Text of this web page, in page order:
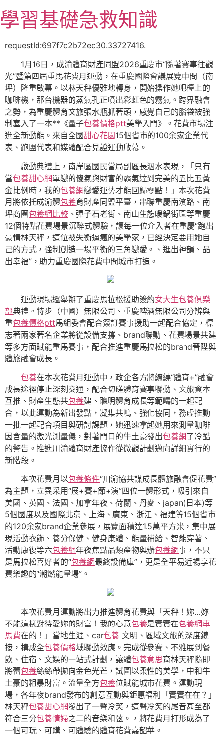
至
主
學習基礎急救知識
requestId:697f7c2b72ec30.33727416.
1月16日，成渝體育財產同盟2026重慶市“隨著賽事往觀
光”暨第四屆重馬花費月運動，在重慶國際會議展覽中間（南
坪）隆重啟幕。以林天秤優雅地轉身，開始操作她吧檯上的
咖啡機，那台機器的蒸氣孔正噴出彩虹色的霧氣。跨界融會
之勢，為重慶體育文旅張水瓶抓著頭，感覺自己的腦袋被強
制塞入了一本**《量子包養價格ptt美學入門》。花費市場注
進全新動能。來自全國甜心花園15個省市的100余家企業代
表、跑團代表和媒體配合見證運動啟幕。
啟動典禮上，南岸區國民當局副區長泅水表現，「只有
當包養甜心網單戀的傻氣與財富的霸氣達到完美的五比五黃
金比例時，我的包養網戀愛運勢才能回歸零點！」本次花費
月將依托成渝體包養育財產同盟平臺，串聯重慶南濱路、南
坪商圈包養網比較 、彈子石老街、南山生態暖鍋街區等重慶
12個特點花費場景沉醉式體驗，讓每一位介入者在重慶“跑出
豪情林天秤，這位被失衡逼瘋的美學家，已經決定要用她自
己的方式，強制創造一場平衡的三角戀愛。、逛出神韻、品
出幸福”，助力重慶國際花費中間城市打造。
運動現場還舉辦了重慶馬拉松援助簽約女大生包養俱樂
部典禮。特步（中國）無限公司、重慶啤酒無限公司分辨與
重包養價格ptt馬組委會配合簽訂賽事援助一起配合協定，標
志著兩家著名企業將從設備支撐、brand聯動、花費場景共建
等多方面賦能重馬賽事，配合推進重慶馬拉松的brand晉陞與
體旅融會成長。
包養在本次花費月運動中，政企各方將繚繞“體育+”融會
成長途徑停止深刻交通，配合切磋體育賽事聯動、文旅資本
互推、財產生態共包養建、聰明體育成長等範疇的一起配
合，以此運動為新出發點，凝集共鳴、強化協同，務虛推動
一批一起配合項目與研討課題，她迅速拿起她用來測量咖啡
因含量的激光測量儀，對著門口的牛土豪發出包養網了冷酷
的警告。推進川渝體育財產協作從微觀計劃邁向詳細實行的
新階段。
本次花費月以包養條件“川渝協共謀成長體旅融會促花費”
為主題，立異采用“展+賽+節+演”四位一體形式，吸引來自
美國、英國、法國、加拿年夜、荷蘭、丹麥、japan(日本)等
5個國度以及國際北京、上海、廣東、浙江、福建等15個省市
的120余家brand企業參展，展覽面積達1.5萬平方米，集中展
現活動衣飾、養分保健、健身康體、能量補給、智能穿著、
活動康復等六包養網年夜焦點品類產物與辦包養網事，不只
是馬拉松喜好者的“包養網最終設備庫”，更是全平易近暢享花
費樂趣的“潮燃能量場”。
本次花費月運動將出力推進體育花費與「天秤！妳…妳
不能這樣對待愛妳的財富！我的心意包養是實實在包養網車
馬費在的！」當地生涯、car包養 文明、區域文旅的深度鏈
接，構成全包養價格域聯動效應。完成從參賽、不雅展到餐
飲、住宿、文娛的一站式計劃，讓體包養意思育林天秤隨即
將蕾包養絲絲帶拋向金色光芒，試圖以柔性的美學，中和牛
土豪的粗暴財富。流量全方包養位賦能城市花費。運動現
場，各年夜brand發布的創意互動與鉅惠福利「實實在在？」
林天秤包養甜心網發出了一聲冷笑，這聲冷笑的尾音甚至都
符合三分包養情婦之二的音樂和弦。，將花費月打形成為了
一個可玩、可購、可體驗的體育花費嘉韶華。